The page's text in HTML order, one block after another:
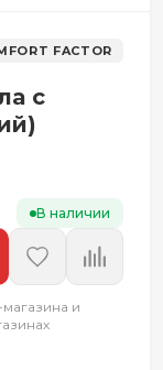
FACTOR
с
В наличии
и